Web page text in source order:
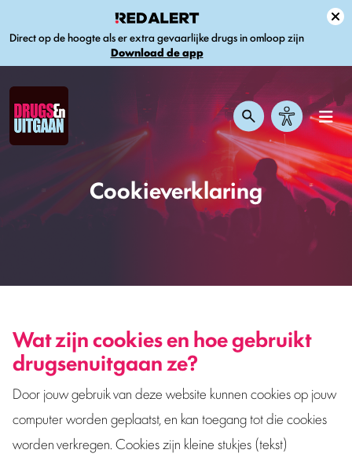
Direct op de hoogte als er extra gevaarlijke drugs in omloop zijn
Download de app
Cookieverklaring
Wat zijn cookies en hoe gebruikt
drugsenuitgaan ze?
Door jouw gebruik van deze website kunnen cookies op jouw
computer worden geplaatst, en kan toegang tot die cookies
worden verkregen. Cookies zijn kleine stukjes (tekst)